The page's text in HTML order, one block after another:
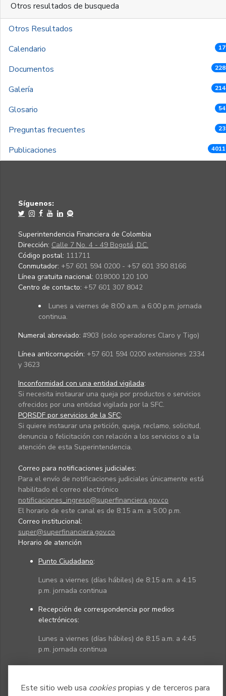
Este sitio web usa cookiespropias y de terceros para
Otros resultados de busqueda
Otros Resultados
Calendario
Documentos
Galería
Glosario
Preguntas frecuentes
Publicaciones
Síguenos:
Superintendencia Financiera de Colombia
Dirección: Calle 7 No. 4 - 49 Bogotá, D.C.
Código postal: 111711
Conmutador: +57 601 594 0200 - +57 601 350 8166
Línea gratuita nacional: 018000 120 100
Centro de contacto: +57 601 307 8042
Lunes a viernes de 8:00 a.m. a 6:00 p.m. jornada
continua.
Numeral abreviado: #903 (solo operadores Claro y Tigo)
Línea anticorrupción: +57 601 594 0200 extensiones 2334
y 3623
Inconformidad con una entidad vigilada:
Si necesita instaurar una queja por productos o servicios
ofrecidos por una entidad vigilada por la SFC.
PQRSDF por servicios de la SFC:
Si quiere instaurar una petición, queja, reclamo, solicitud,
denuncia o felicitación con relación a los servicios o a la
atención de esta Superintendencia.
Correo para notificaciones judiciales:
Para el envío de notificaciones judiciales únicamente está
habilitado el correo electrónico
notificaciones_ingreso@superfinanciera.gov.co
El horario de este canal es de 8:15 a.m. a 5:00 p.m.
Correo institucional:
super@superfinanciera.gov.co
Horario de atención
Punto Ciudadano:
Lunes a viernes (días hábiles) de 8:15 a.m. a 4:15
p.m. jornada continua
Recepción de correspondencia por medios
electrónicos:
Lunes a viernes (días hábiles) de 8:15 a.m. a 4:45
p.m. jornada continua